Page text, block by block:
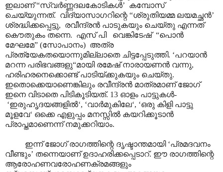
ഇലാണ് “സ്വർണ്ണദലകോടികൾ’ കമ്പോസ്
ചെയ്യുന്നത്. വിദ്യാസാഗറിന്റെ “ശ്രുതിയമ്മ ലയമച്ഛൻ’
ശ്രദ്ധിക്കപ്പെട്ടു, രവീന്ദ്രൻ പാടുകയും ചെയ്തു എന്നത്
കൌതുകം തന്നെ. എസ് പി വെങ്കിടേഷ് “പൊൻ
മേഘമേ” (സോപാനം) അത്ര
പ്രത്യേകതയൊന്നുമില്ലാതെ ചിട്ടപ്പേടുത്തി. ‘പറയാൻ
മറന്ന പരിഭവങ്ങളു“മായി രമേഷ് നാരായണൻ വന്നു,
ഹരിഹരനെക്കൊണ്ട് പാടിയ്ക്കുകയും ചെയ്തു.
ഇതൊക്കെയാണെങ്കിലും രവീന്ദ്രൻ മാത്രമാണ് ജോഗ്
ഇനെ വിടാതെ പിടികൂടിയത്. 13 ഓളം പാട്ടുകൾ-
‘ഇരുഹൃദയങ്ങളിൽ‘, ‘വാർമുകിലേ‘, ‘ഒരു കിളി പാട്ടു
മൂളവേ‘ ഒക്കെ എളുപ്പം മനസ്സിൽ കയറിക്കൂടാൻ
പ്രാപ്തമാണെന്ന് നമുക്കറിയാം.
ഇന്ന് ജോഗ് രാഗത്തിന്റെ ദൃഷ്ടാന്തമായി ‘പ്രമദവനം
വീണ്ടും’ തന്നെയാണ് ഉദാഹരിക്കപ്പെടാറ്‌. ഈ രാഗത്തിന്റെ
ആരോഹണവരോഹണക്രമങ്ങളും